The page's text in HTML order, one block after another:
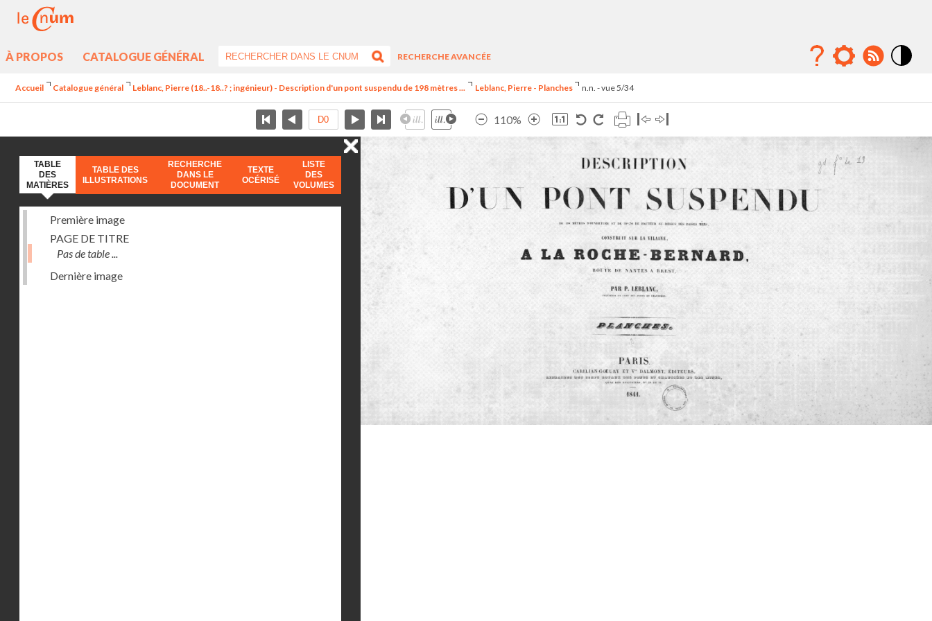
À PROPOS CATALOGUE GÉNÉRAL
RECHERCHE AVANCÉE
Accueil Catalogue général Leblanc, Pierre (18..-18..? ; ingénieur) - Description d'un pont suspendu de 198 mètres ... Leblanc, Pierre - Planches n.n. - vue 5/34
110%
TABLE
DES
MATIÈRES
TABLE DES
ILLUSTRATIONS
RECHERCHE
DANS LE
DOCUMENT
TEXTE
OCÉRISÉ
LISTE
DES
VOLUMES
Première image
PAGE DE TITRE
Pas de table ...
Dernière image